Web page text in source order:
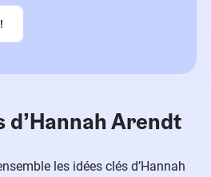
d’Hannah Arendt
les idées clés d’Hannah